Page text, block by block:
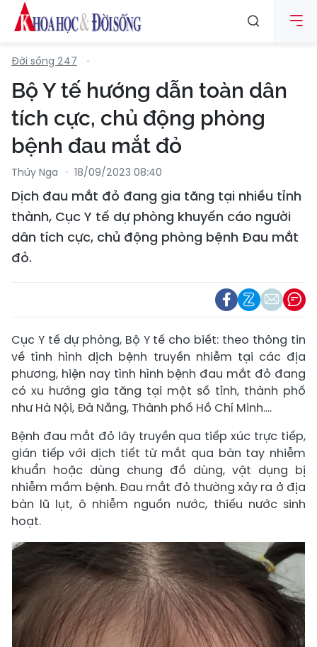
Đời sống 247
Bộ Y tế hướng dẫn toàn dân
tích cực, chủ động phòng
bệnh đau mắt đỏ
Thúy Nga 18/09/2023 08:40
Dịch đau mắt đỏ đang gia tăng tại nhiều tỉnh
thành, Cục Y tế dự phòng khuyến cáo người
dân tích cực, chủ động phòng bệnh Đau mắt
đỏ.
Cục Y tế dự phòng, Bộ Y tế cho biết: theo thông tin
về tình hình dịch bệnh truyền nhiễm tại các địa
phương, hiện nay tình hình bệnh đau mắt đỏ đang
có xu hướng gia tăng tại một số tỉnh, thành phố
như Hà Nội, Đà Nẵng, Thành phố Hồ Chí Minh....
Bệnh đau mắt đỏ lây truyền qua tiếp xúc trực tiếp,
gián tiếp với dịch tiết từ mắt qua bàn tay nhiễm
khuẩn hoặc dùng chung đồ dùng, vật dụng bị
nhiễm mầm bệnh. Đau mắt đỏ thường xảy ra ở địa
bàn lũ lụt, ô nhiễm nguồn nước, thiếu nước sinh
hoạt.